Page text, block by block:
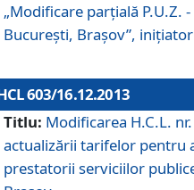
„Modificare parţială P.U.Z.
Bucureşti, Braşov”, iniţiator
603/16.12.2013
Titlu: Modificarea H.C.L.
actualizării tarifelor pentru
prestatorii serviciilor